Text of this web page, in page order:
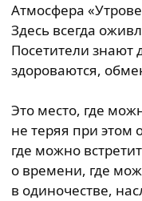
Атмосфера
Здесь всегда
Посетители знают
здороваются,
Это место, где
не теряя при
где можно
о времени, где
в одиночестве,